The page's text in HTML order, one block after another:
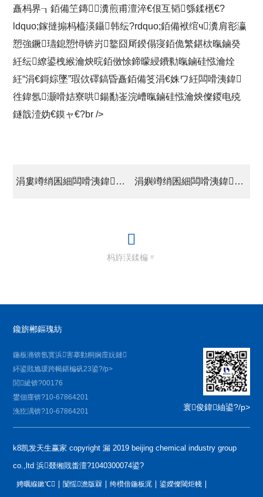
矗杩界┒銆備笁鏄瀵煎甫澶淬€佷互韬綔鍒欍€?
ldquo;鎵撻搧杩橀渶鑷韩纭?rdquo;銆備袱绾ч瀵肩彮瀛
愬強鐝瓙鎴愬憳锛岃鐜囧厛鍨傝寖銆佹繁鍖栨暣鏀癸
紝纭繚鍙栧緱瀹炴晥銆傚悇鍗曚綅鐨勬暣鏀硅惤瀹烇
紝“涓€鎶婃墜”瑕佽礋鎬昏矗銆備笅涓€姝ワ紝闆嗗洟鍏
徃鍏氬灏嗗姞寮哄鍚勫崟浣嶆暣鏀硅惤瀹炴儏鍐电殑
鐩戠潱妫€鏌ャ€?br />
涓婁竴绡囷細闆嗗洟鍏徃寮€灞曡妭鍓嶇患鍚堝畨鍏ㄦ鏌?/a> 涓嬩竴绡囷細闆嗗洟鍏徃2014骞村害姘戜富娴嬭瘎宸ヤ綔椤哄埄缁撴潫
杩斿洖鍒楄〃
鑱旂郴鏂瑰紡
鍦板潃锛氬寳浜害搴勭粡娴庢妧鏈
紑鍙戝尯瑗跨幆鍖楄矾23鍙?/p>
閭紪锛?00176
鐢佃瘽锛?10-67864201
浼犵湡锛?10-67864201
寰俊鍏紬鍙?/p>
k8凯发天生赢家 copyright 漏 2019 beijing chemical industry group
co.,ltd 浜叕缃戝畨澶?1040300074鍙?
娉曞緥鏉℃ 闅愮澹版槑 绔欑偣鍦板浘 鍙嬫儏閾炬帴